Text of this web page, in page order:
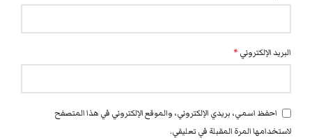
البريد الإلكتروني *
احفظ اسمي، بريدي الإلكتروني، والموقع الإلكتروني في هذا المتصفح
لاستخدامها المرة المقبلة في تعليقي.